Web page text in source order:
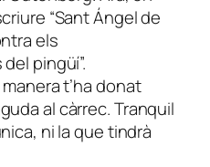
“Sant Ángel de
els
pingüí”.
t’ha donat
al càrrec. Tranquil
ni la que tindrà